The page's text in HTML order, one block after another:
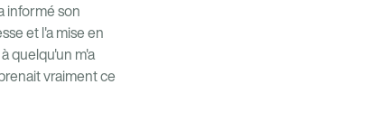
informé son
et l'a mise en
quelqu'un m'a
vraiment ce